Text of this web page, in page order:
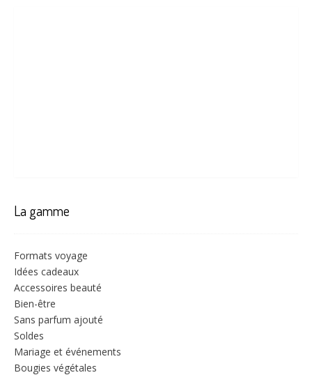
La gamme
Formats voyage
Idées cadeaux
Accessoires beauté
Bien-être
Sans parfum ajouté
Soldes
Mariage et événements
Bougies végétales